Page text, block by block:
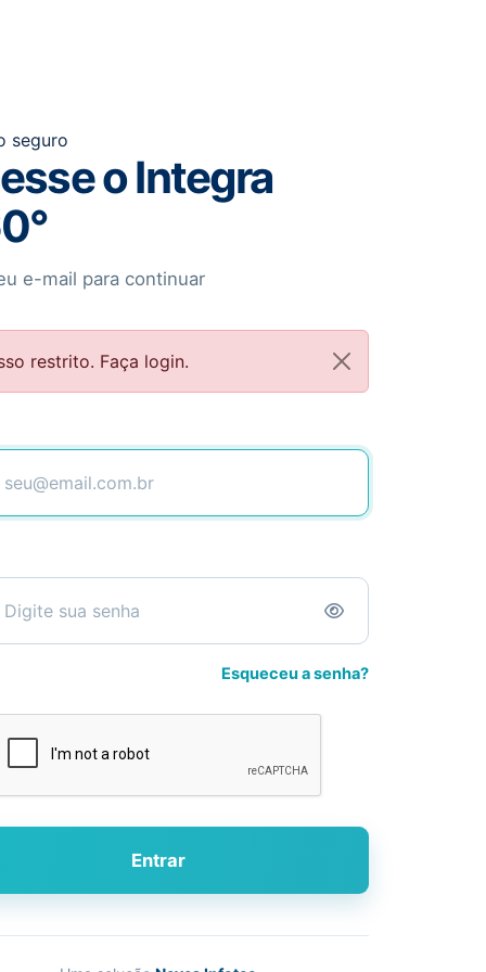
seguro
o Integra
e-mail para continuar
restrito. Faça login.
Esqueceu a senha?
Entrar